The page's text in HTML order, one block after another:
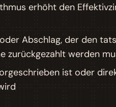
erhöht den
Abschlag, der den
zurückgezahlt werden
ist oder